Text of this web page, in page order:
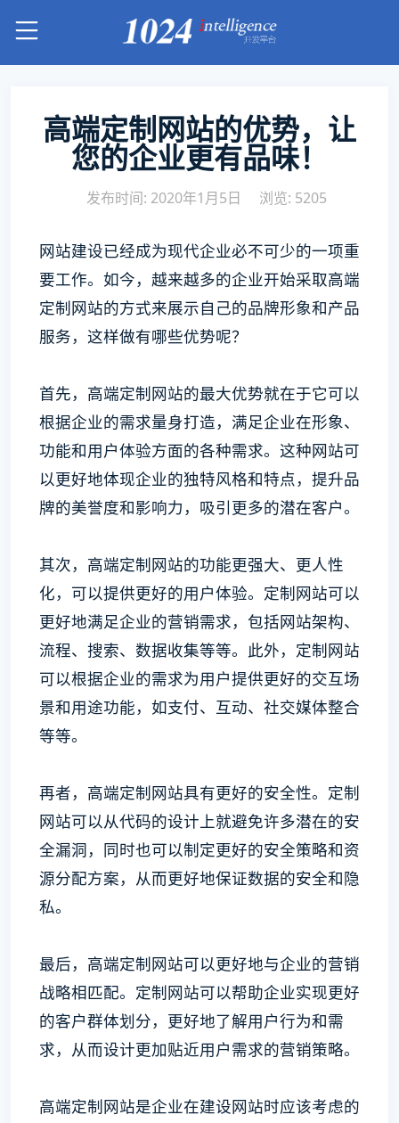
高端定制网站的优势，让
您的企业更有品味！
发布时间: 2020年1月5日 浏览: 5205
网站建设已经成为现代企业必不可少的一项重
要工作。如今，越来越多的企业开始采取高端
定制网站的方式来展示自己的品牌形象和产品
服务，这样做有哪些优势呢？
首先，高端定制网站的最大优势就在于它可以
根据企业的需求量身打造，满足企业在形象、
功能和用户体验方面的各种需求。这种网站可
以更好地体现企业的独特风格和特点，提升品
牌的美誉度和影响力，吸引更多的潜在客户。
其次，高端定制网站的功能更强大、更人性
化，可以提供更好的用户体验。定制网站可以
更好地满足企业的营销需求，包括网站架构、
流程、搜索、数据收集等等。此外，定制网站
可以根据企业的需求为用户提供更好的交互场
景和用途功能，如支付、互动、社交媒体整合
等等。
再者，高端定制网站具有更好的安全性。定制
网站可以从代码的设计上就避免许多潜在的安
全漏洞，同时也可以制定更好的安全策略和资
源分配方案，从而更好地保证数据的安全和隐
私。
最后，高端定制网站可以更好地与企业的营销
战略相匹配。定制网站可以帮助企业实现更好
的客户群体划分，更好地了解用户行为和需
求，从而设计更加贴近用户需求的营销策略。
高端定制网站是企业在建设网站时应该考虑的